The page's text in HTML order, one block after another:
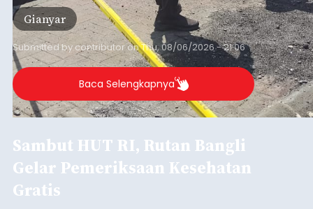
Gianyar
Submitted by contributoronThu, 08/06/2026 - 21:06
Baca Selengkapnya
Sambut HUT RI, Rutan Bangli
Gelar Pemeriksaan Kesehatan
Gratis